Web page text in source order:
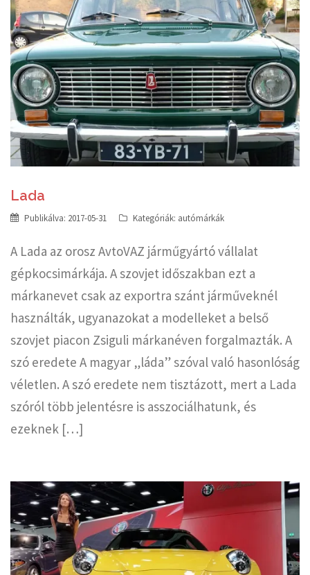
Lada
Publikálva: 2017-05-31 Kategóriák: autómárkák
A Lada az orosz AvtoVAZ járműgyártó vállalat
gépkocsimárkája. A szovjet időszakban ezt a
márkanevet csak az exportra szánt járműveknél
használták, ugyanazokat a modelleket a belső
szovjet piacon Zsiguli márkanéven forgalmazták. A
szó eredete A magyar „láda” szóval való hasonlóság
véletlen. A szó eredete nem tisztázott, mert a Lada
szóról több jelentésre is asszociálhatunk, és
ezeknek […]